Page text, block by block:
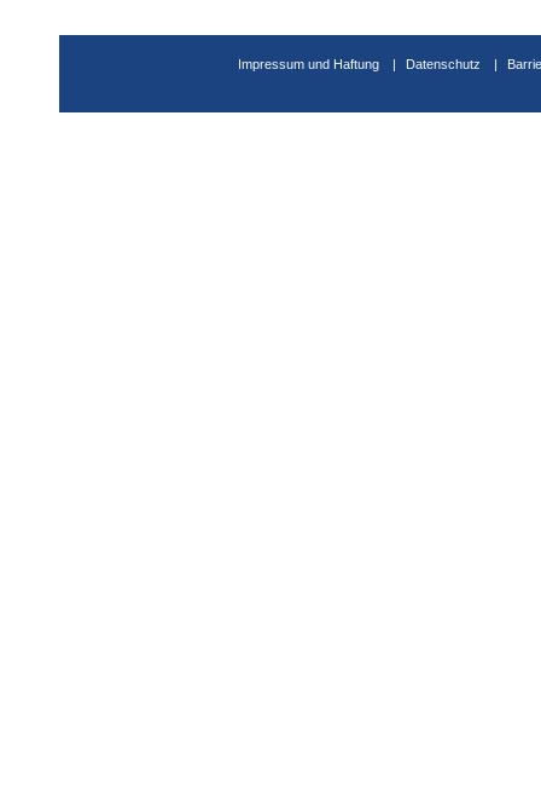
Impressum und Haftung Datenschutz